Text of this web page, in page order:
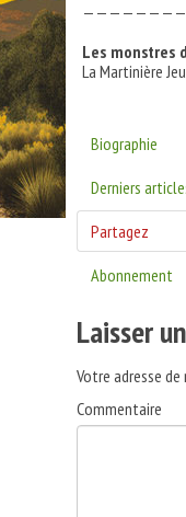
Les monstres
La Martinière
Biographie
Derniers
Partagez
Abonnement
Laisser
Votre adresse de
Commentaire